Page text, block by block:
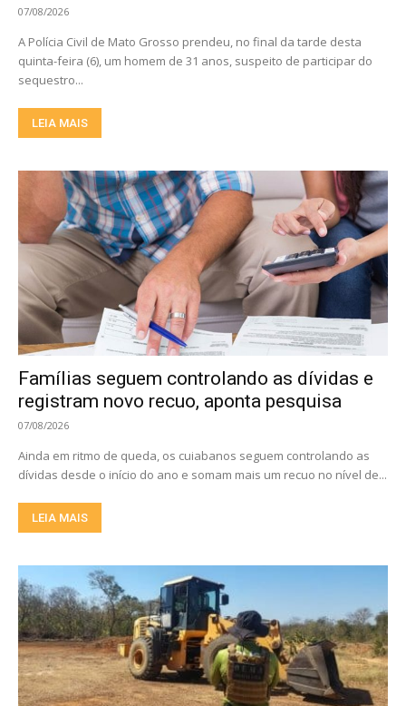
07/08/2026
A Polícia Civil de Mato Grosso prendeu, no final da tarde desta
quinta-feira (6), um homem de 31 anos, suspeito de participar do
sequestro...
LEIA MAIS
Famílias seguem controlando as dívidas e
registram novo recuo, aponta pesquisa
07/08/2026
Ainda em ritmo de queda, os cuiabanos seguem controlando as
dívidas desde o início do ano e somam mais um recuo no nível de...
LEIA MAIS